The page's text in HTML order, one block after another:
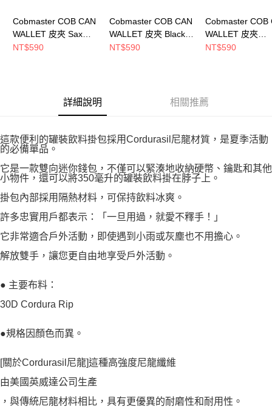
Cobmaster COB CAN
WALLET 皮夾 Sax
Heather
NT$590
Cobmaster COB CAN
WALLET 皮夾 Black
810904000080
NT$590
Cobmaster COB
WALLET 皮夾
MASTARD
NT$590
詳細說明 相關推薦
這款便利的罐裝飲料掛包採用Cordurasil尼龍材質，是夏季活動
的必備單品。
它是一款雙向迷你錢包，不僅可以緊湊地收納硬幣、鑰匙和其他
小物件，還可以將350毫升的罐裝飲料掛在脖子上。
掛包內部採用隔熱材料，可保持飲料冰爽。
許多忠實用戶都表示：「一旦用過，就愛不釋手！」
它非常適合戶外活動，即使遇到小雨或灰塵也不用擔心。
解放雙手，讓您更自由地享受戶外活動。
● 主要布料：
30D Cordura Rip
●規格因顏色而異。
[關於Cordurasil尼龍]這種高強度尼龍纖維
由美國英威達公司生產
，與傳統尼龍材料相比，具有更優異的耐磨性和耐用性。